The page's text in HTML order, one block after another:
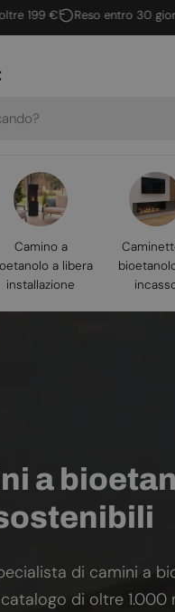
€ Reso entro 30 giorni
Camino a
a libera
installazione
a
di camini a
di oltre 1.000